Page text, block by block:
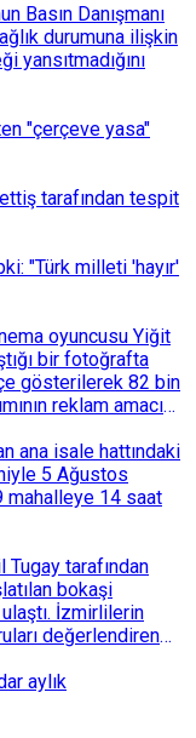
Basın Danışmanı
durumuna ilişkin
yansıtmadığını
"çerçeve yasa"
tarafından tespit
"Türk milleti 'hayır'
oyuncusu Yiğit
bir fotoğrafta
gösterilerek 82 bin
reklam amacı
için yargıya
ana isale hattındaki
5 Ağustos
mahalleye 14 saat
tarafından
bokaşi
İzmirlilerin
değerlendiren
ilçelerde toplam
İzmirlileri
etti.
aylık